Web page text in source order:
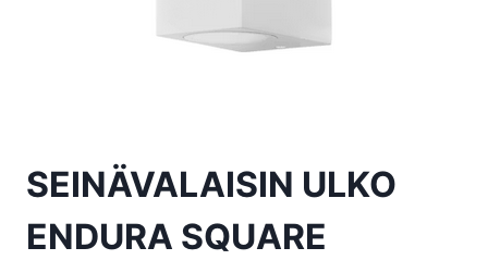
SEINÄVALAISIN ULKO
ENDURA SQUARE